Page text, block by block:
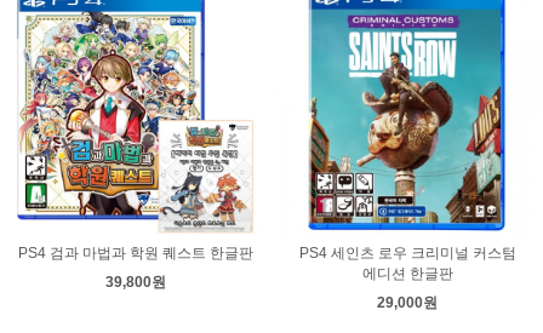
PS4 검과 마법과 학원 퀘스트 한글판
39,800원
PS4 세인츠 로우 크리미널 커스텀
에디션 한글판
29,000원